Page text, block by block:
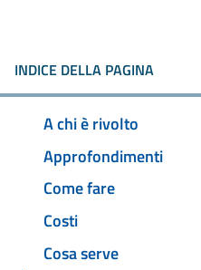
INDICE DELLA PAGINA
A chi è rivolto
Approfondimenti
Come fare
Costi
Cosa serve